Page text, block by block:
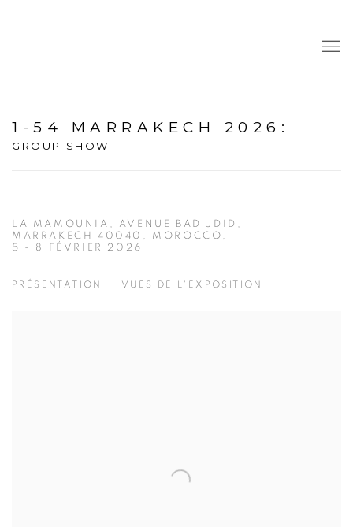
1-54 MARRAKECH 2026 :
GROUP SHOW
LA MAMOUNIA, AVENUE BAD JDID,
MARRAKECH 40040, MOROCCO,
5 - 8 FÉVRIER 2026
PRÉSENTATION VUES DE L'EXPOSITION